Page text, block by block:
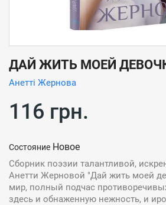
ДАЙ ЖИТЬ МОЕЙ
Анетті Жернова
116 грн.
Состояние Новое
Сборник поэзии талантливой,
Анетти Жерновой "Дай жить моей
мир, полный подчас
здесь и обнаженную нежность, и